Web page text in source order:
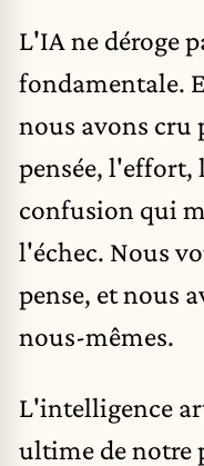
L'IA ne déroge
fondamentale.
nous avons cru
pensée, l'effort,
confusion qui
l'échec. Nous
pense, et nous
nous-mêmes.
L'intelligence
ultime de notre